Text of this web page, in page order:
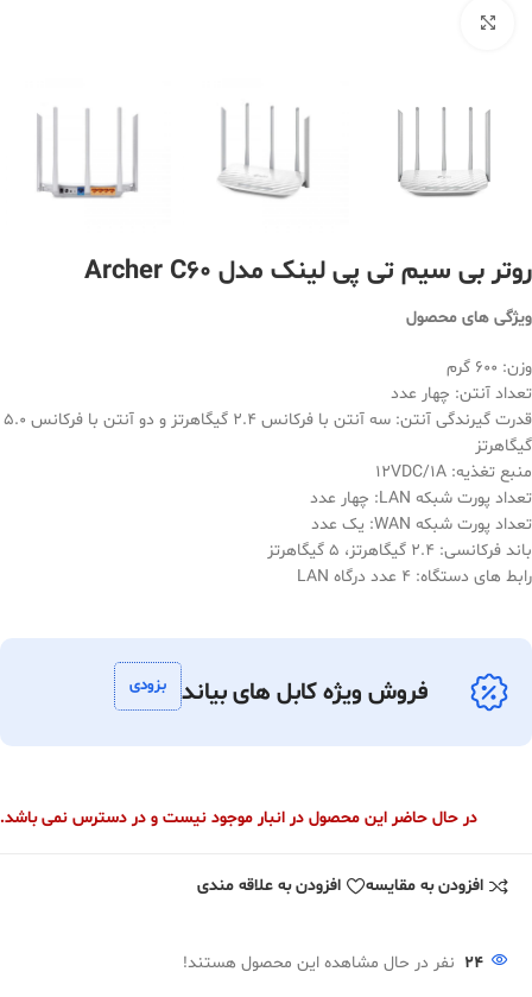
روتر بی سیم تی پی لینک مدل Archer C60
ویژگی های محصول
وزن: 600 گرم
تعداد آنتن: چهار عدد
قدرت گیرندگی آنتن: سه آنتن با فرکانس 2.4 گیگاهرتز و دو آنتن با فرکانس 5.0
گیگاهرتز
منبع تغذیه: 12VDC/1A
تعداد پورت شبکه LAN: چهار عدد
تعداد پورت شبکه WAN: یک عدد
باند فرکانسی: 2.4 گیگاهرتز، 5 گیگاهرتز
رابط های دستگاه: 4 عدد درگاه LAN
فروش ویژه کابل های بیاند بزودی
در حال حاضر این محصول در انبار موجود نیست و در دسترس نمی باشد.
افزودن به مقایسه افزودن به علاقه مندی
24 نفر در حال مشاهده این محصول هستند!